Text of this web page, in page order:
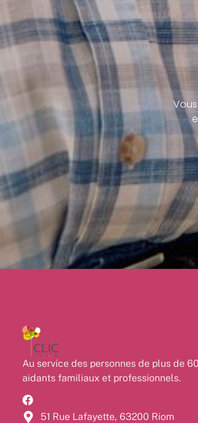
Au service des personnes de plus de
aidants familiaux et professionnels.
51 Rue Lafayette, 63200 Riom